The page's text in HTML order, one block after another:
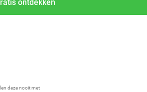
ontdekken
deze nooit met